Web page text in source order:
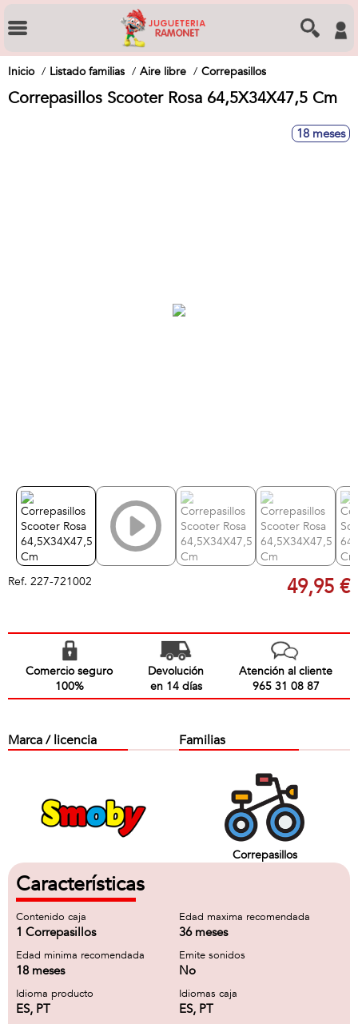
Inicio Listado familias Aire libre Correpasillos
Correpasillos Scooter Rosa 64,5X34X47,5 Cm
18 meses
Ref. 227-721002 49,95 €
Comercio seguro
100%
Devolución
en 14 días
Atención al cliente
965 31 08 87
Marca / licencia Familias
Correpasillos
Características
Contenido caja
1 Correpasillos
Edad maxima recomendada
36 meses
Edad minima recomendada
18 meses
Emite sonidos
No
Idioma producto
ES, PT
Idiomas caja
ES, PT